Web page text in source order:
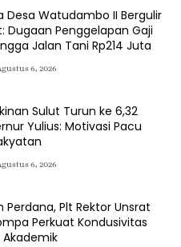
Desa Watudambo II Bergulir
Dugaan Penggelapan Gaji
Jalan Tani Rp214 Juta
6, 2026
Sulut Turun ke 6,32
Yulius: Motivasi Pacu
6, 2026
Perdana, Plt Rektor Unsrat
Perkuat Kondusivitas